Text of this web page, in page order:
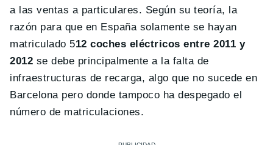
a las ventas a particulares. Según su teoría, la
razón para que en España solamente se hayan
matriculado 512 coches eléctricos entre 2011 y
2012 se debe principalmente a la falta de
infraestructuras de recarga, algo que no sucede en
Barcelona pero donde tampoco ha despegado el
número de matriculaciones.